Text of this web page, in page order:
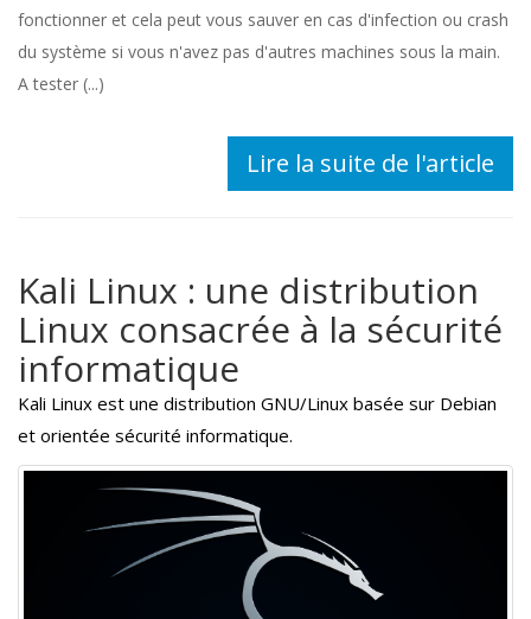
fonctionner et cela peut vous sauver en cas d'infection ou crash
du système si vous n'avez pas d'autres machines sous la main.
A tester (...)
Lire la suite de l'article
Kali Linux : une distribution
Linux consacrée à la sécurité
informatique
Kali Linux est une distribution GNU/Linux basée sur Debian
et orientée sécurité informatique.